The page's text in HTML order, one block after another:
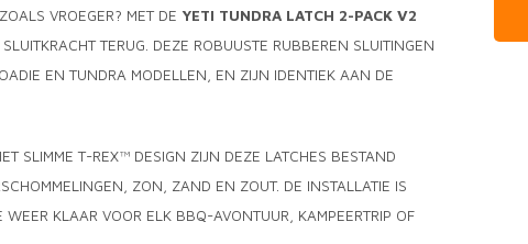
VROEGER? MET DE YETI TUNDRA LATCH 2-PACK V2
TERUG. DEZE ROBUUSTE RUBBEREN SLUITINGEN
EN TUNDRA MODELLEN, EN ZIJN IDENTIEK AAN DE
SLIMME T-REX™ DESIGN ZIJN DEZE LATCHES BESTAND
ZON, ZAND EN ZOUT. DE INSTALLATIE IS
KLAAR VOOR ELK BBQ-AVONTUUR, KAMPEERTRIP OF